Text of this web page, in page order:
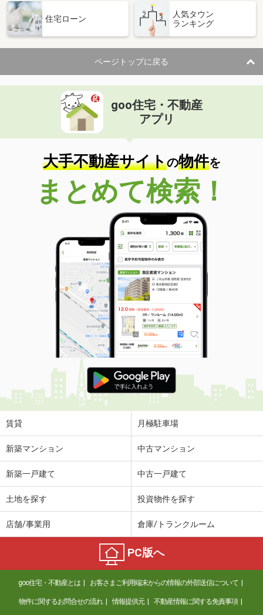
住宅ローン
人気タウン
ランキング
ページトップに戻る
goo住宅・不動産
アプリ
大手不動産サイトの物件を
まとめて検索！
賃貸 月極駐車場
新築マンション 中古マンション
新築一戸建て 中古一戸建て
土地を探す 投資物件を探す
店舗/事業用 倉庫/トランクルーム
PC版へ
goo住宅・不動産とは お客さまご利用端末からの情報の外部送信について
物件に関するお問合せの流れ 情報提供元 不動産情報に関する免責事項